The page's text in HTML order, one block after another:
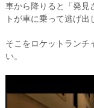
車から降りると「発見
トが車に乗って逃げ出
そこをロケットランチ
い。